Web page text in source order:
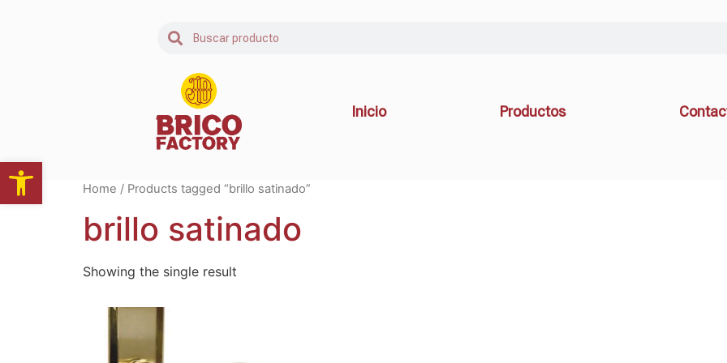
Abrir barra de herramientas
Inicio Productos
Home / Products tagged “brillo satinado”
brillo satinado
Showing the single result